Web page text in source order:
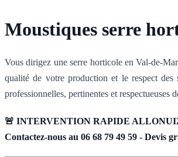
Moustiques serre
Vous dirigez une serre horticole en Val-de-
qualité de votre production et le respect des
professionnelles, pertinentes et respectueuses
🚨 INTERVENTION RAPIDE
Contactez-nous au 06 68 79 49 59 - Devis